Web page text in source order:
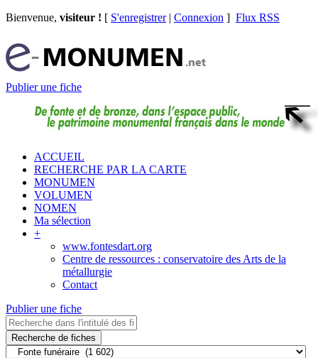
Bienvenue, visiteur ! [ S'enregistrer| Connexion ] Flux RSS
Publier une fiche
ACCUEIL
RECHERCHE PAR LA CARTE
MONUMEN
VOLUMEN
NOMEN
Ma sélection
+
www.fontesdart.org
Centre de ressources : conservatoire des Arts de la
métallurgie
Contact
Publier une fiche
Recherche de fiches